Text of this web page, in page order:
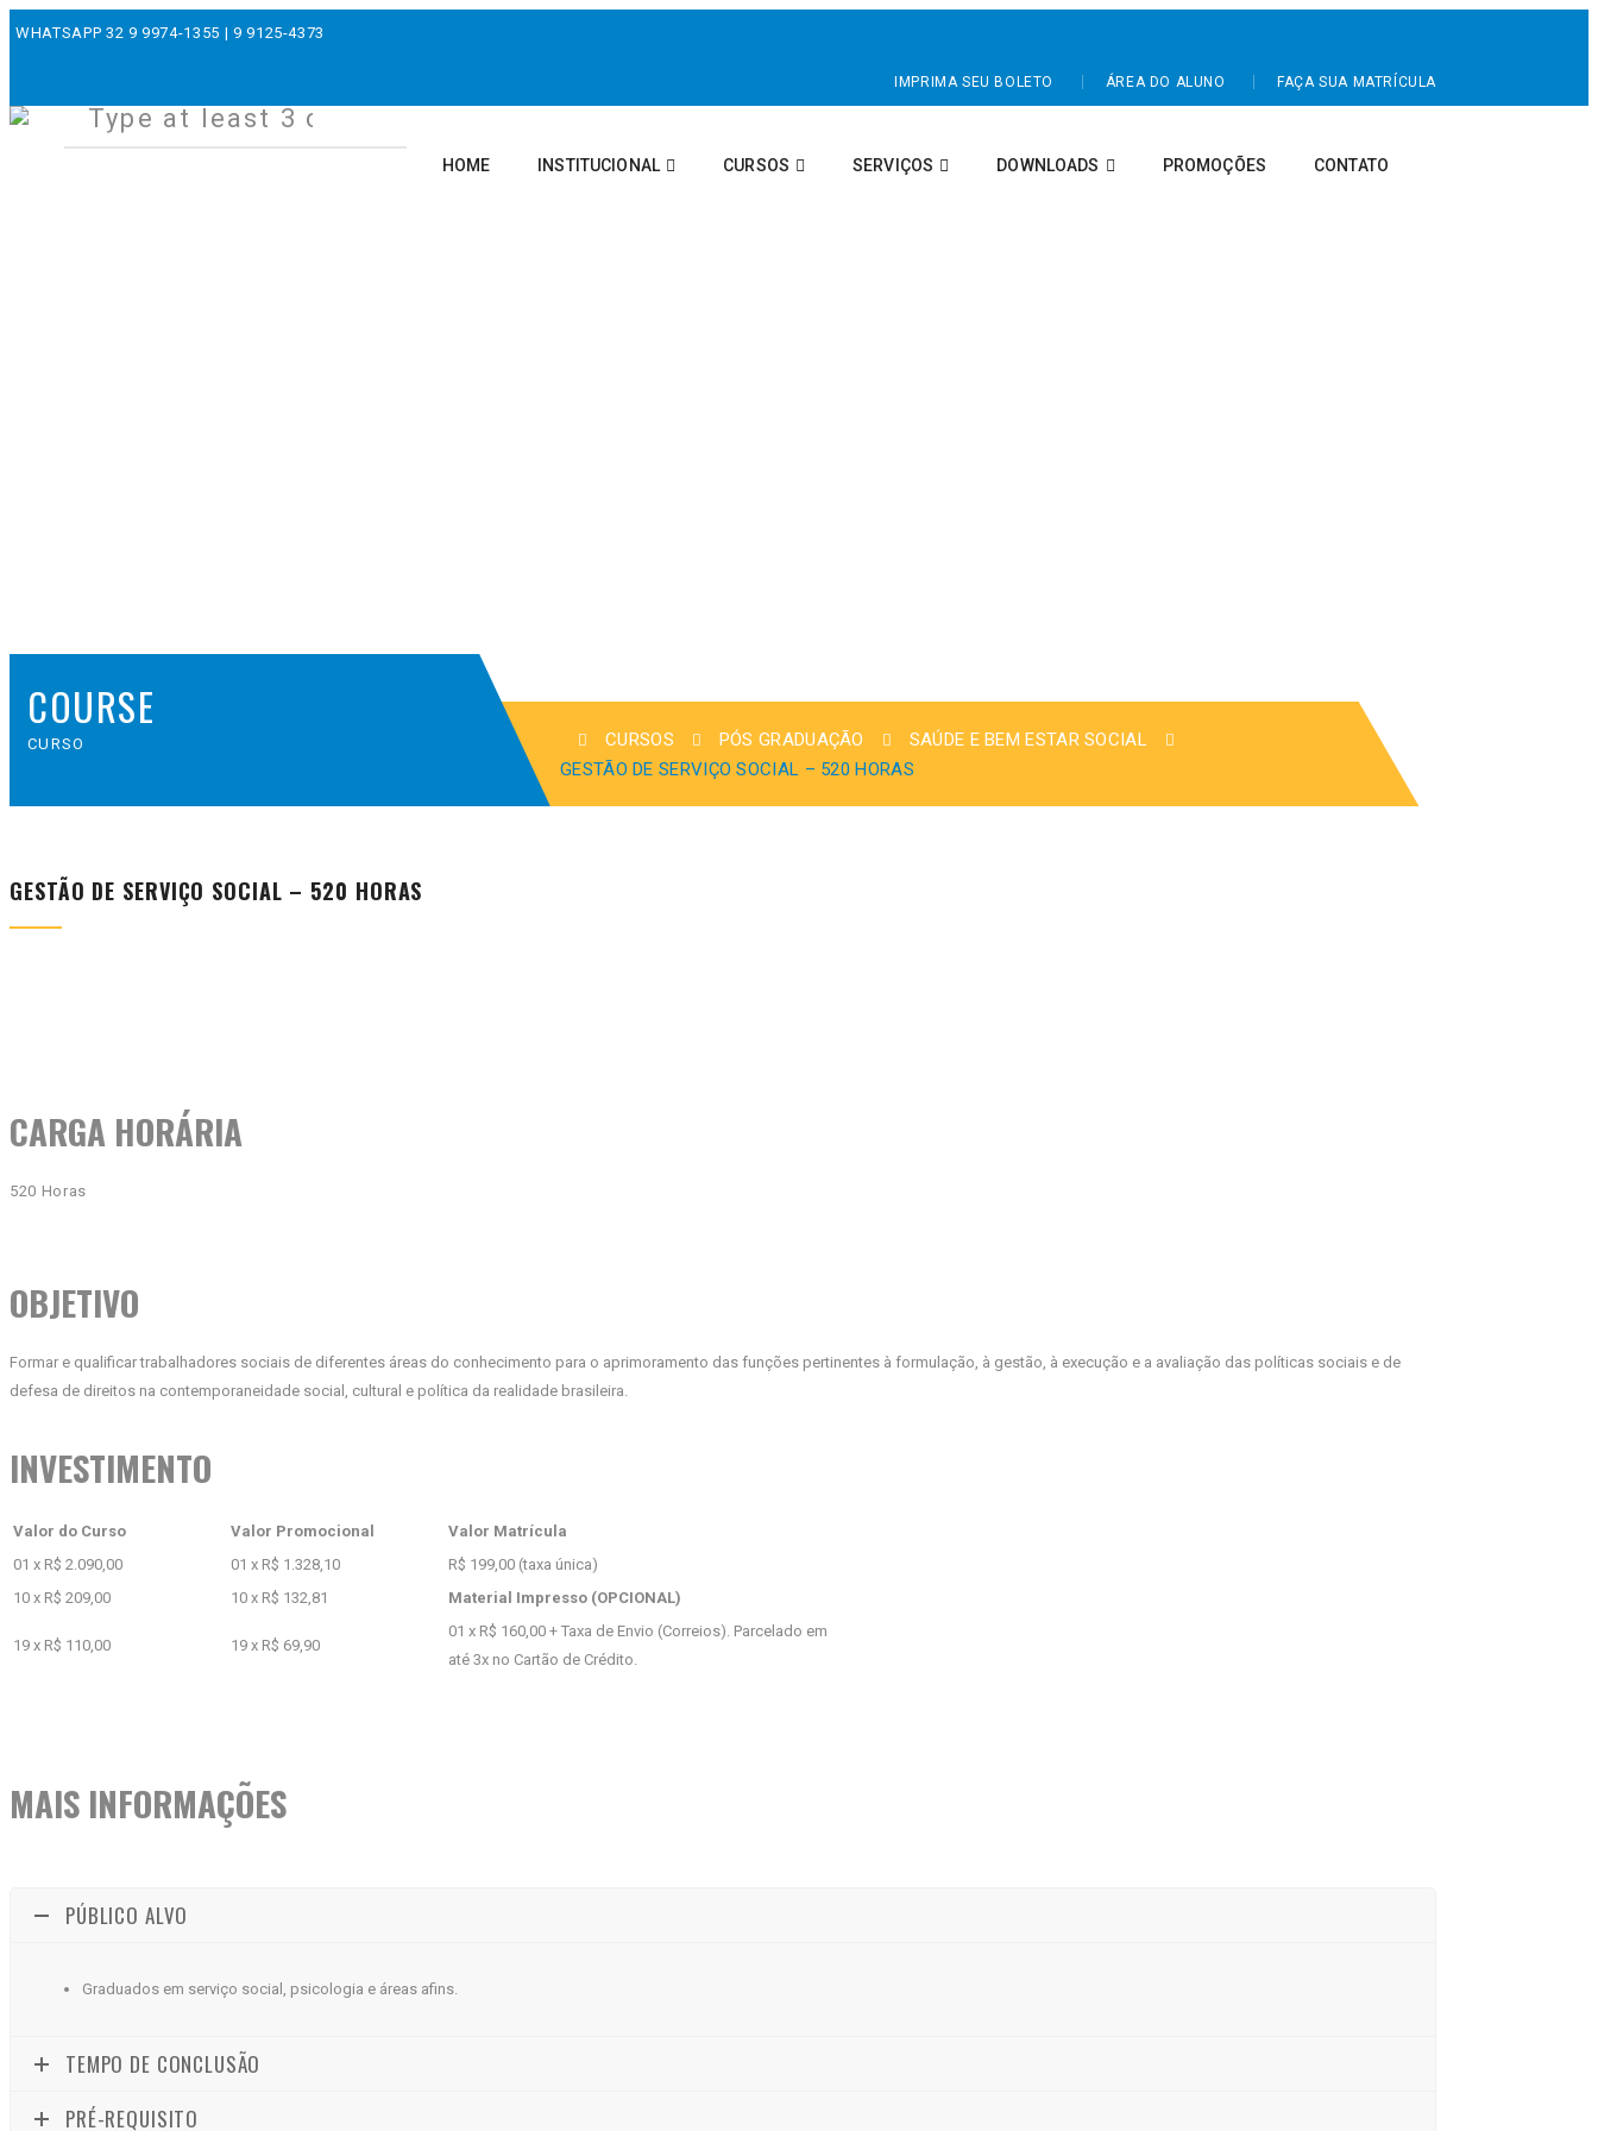
WHATSAPP 32 9 9974-1355 | 9 9125-4373
IMPRIMA SEU BOLETO ÁREA DO ALUNO FAÇA SUA MATRÍCULA
HOME INSTITUCIONAL CURSOS SERVIÇOS DOWNLOADS PROMOÇÕES CONTATO
COURSE
CURSO CURSOS PÓS GRADUAÇÃO
SAÚDE E BEM ESTAR SOCIAL
GESTÃO DE SERVIÇO SOCIAL – 520 HORAS
GESTÃO DE SERVIÇO SOCIAL – 520 HORAS
CARGA HORÁRIA
520 Horas
OBJETIVO
Formar e qualificar trabalhadores sociais de diferentes áreas do conhecimento para o aprimoramento das funções pertinentes à formulação, à gestão, à execução e a avaliação das políticas sociais e de
defesa de direitos na contemporaneidade social, cultural e política da realidade brasileira.
INVESTIMENTO
Valor do Curso Valor Promocional
Valor Matrícula
01 x R$ 2.090,00
01 x R$ 1.328,10
R$ 199,00 (taxa única)
10 x R$ 209,00
10 x R$ 132,81 Material Impresso (OPCIONAL)
19 x R$ 110,00 19 x R$ 69,90
01 x R$ 160,00 + Taxa de Envio (Correios). Parcelado em
até 3x no Cartão de Crédito.
MAIS INFORMAÇÕES
PÚBLICO ALVO
Graduados em serviço social, psicologia e áreas afins.
TEMPO DE CONCLUSÃO
PRÉ-REQUISITO